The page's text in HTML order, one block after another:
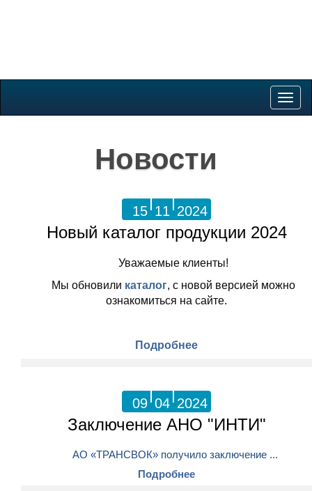
Новости
15 11 2024
Новый каталог продукции 2024
Уважаемые клиенты!
Мы обновили каталог, с новой версией можно
ознакомиться на сайте.
Подробнее
09 04 2024
Заключение АНО "ИНТИ"
АО «ТРАНСВОК» получило заключение ...
Подробнее